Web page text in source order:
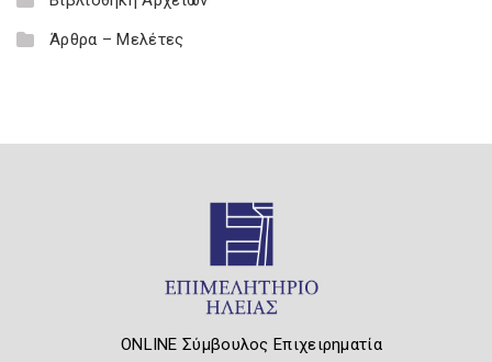
Άρθρα – Μελέτες
ONLINE Σύμβουλος Επιχειρηματία